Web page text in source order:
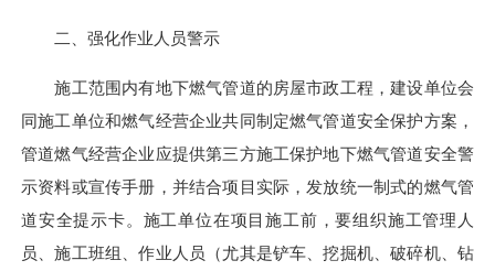
二、强化作业人员警示
施工范围内有地下燃气管道的房屋市政工程，建设单位会
同施工单位和燃气经营企业共同制定燃气管道安全保护方案，
管道燃气经营企业应提供第三方施工保护地下燃气管道安全警
示资料或宣传手册，并结合项目实际，发放统一制式的燃气管
道安全提示卡。施工单位在项目施工前，要组织施工管理人
员、施工班组、作业人员（尤其是铲车、挖掘机、破碎机、钻